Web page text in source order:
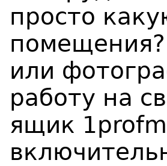
просто
или
работу на
ящик